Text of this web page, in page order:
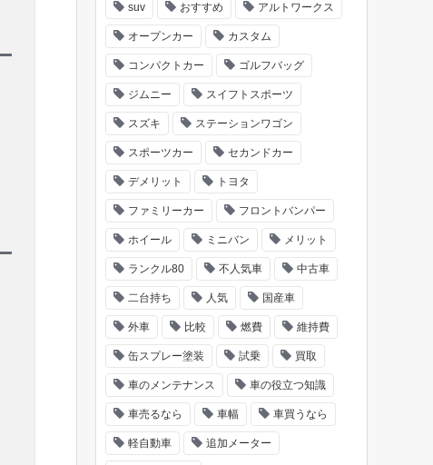
suv おすすめ アルトワークス
オープンカー カスタム
コンパクトカー ゴルフバッグ
ジムニー スイフトスポーツ
スズキ ステーションワゴン
スポーツカー セカンドカー
デメリット トヨタ
ファミリーカー フロントバンパー
ホイール ミニバン メリット
ランクル80 不人気車 中古車
二台持ち 人気 国産車
外車 比較 燃費 維持費
缶スプレー塗装 試乗 買取
車のメンテナンス 車の役立つ知識
車売るなら 車幅 車買うなら
軽自動車 追加メーター